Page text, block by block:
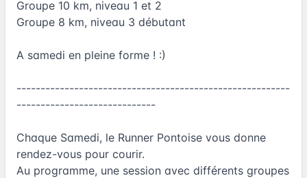
Groupe 10 km, niveau 1 et 2
Groupe 8 km, niveau 3 débutant
A samedi en pleine forme ! :)
---------------------------------------------------------
-----------------------------
Chaque Samedi, le Runner Pontoise vous donne
rendez-vous pour courir.
Au programme, une session avec différents groupes